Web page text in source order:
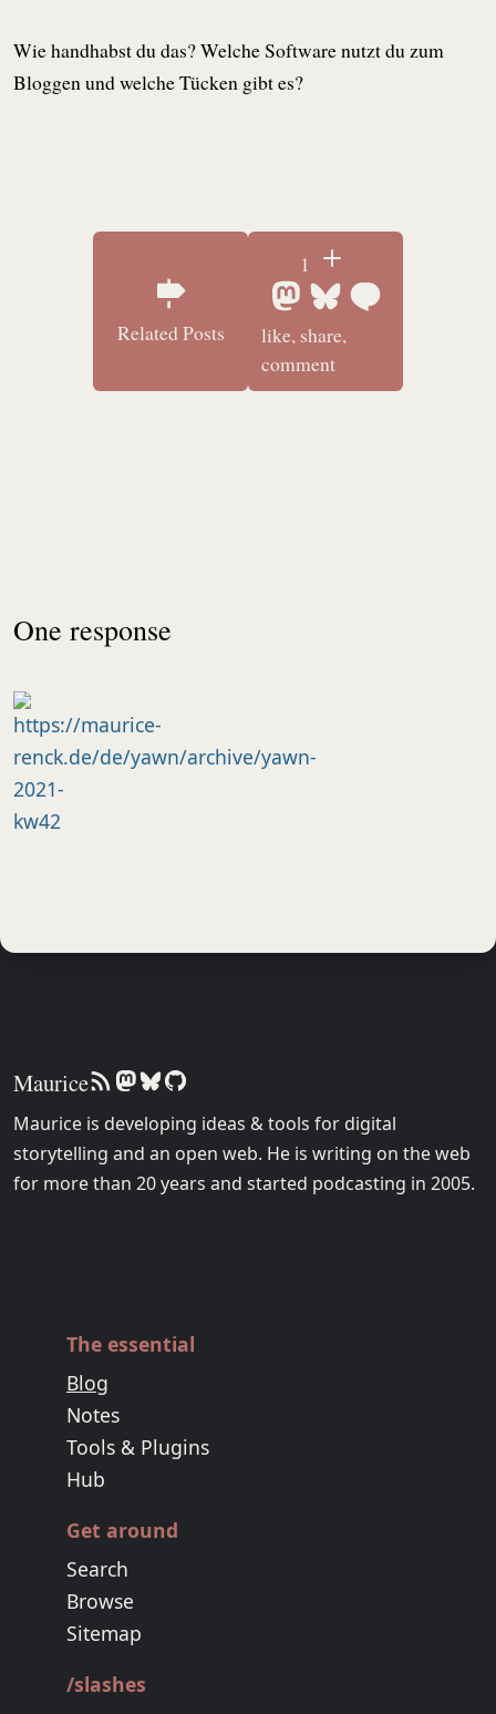
Wie handhabst du das? Welche Software nutzt du zum
Bloggen und welche Tücken gibt es?
Related Posts
1
like, share,
comment
One response
Maurice
Maurice is developing ideas & tools for digital
storytelling and an open web. He is writing on the web
for more than 20 years and started podcasting in 2005.
The essential
Blog
Notes
Tools & Plugins
Hub
Get around
Search
Browse
Sitemap
/slashes